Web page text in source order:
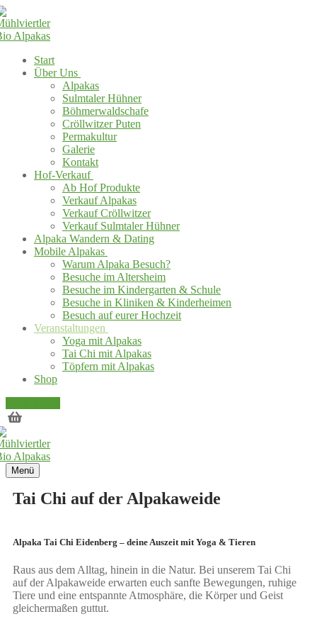
Start
Über Uns
Alpakas
Sulmtaler Hühner
Böhmerwaldschafe
Cröllwitzer Puten
Permakultur
Galerie
Kontakt
Hof-Verkauf
Ab Hof Produkte
Verkauf Alpakas
Verkauf Cröllwitzer
Verkauf Sulmtaler Hühner
Alpaka Wandern & Dating
Mobile Alpakas
Warum Alpaka Besuch?
Besuche im Altersheim
Besuche im Kindergarten & Schule
Besuche in Kliniken & Kinderheimen
Besuch auf eurer Hochzeit
Veranstaltungen
Yoga mit Alpakas
Tai Chi mit Alpakas
Töpfern mit Alpakas
Shop
Menü
Tai Chi auf der Alpakaweide
Alpaka Tai Chi Eidenberg – deine Auszeit mit Yoga & Tieren
Raus aus dem Alltag, hinein in die Natur. Bei unserem Tai Chi
auf der Alpakaweide erwarten euch sanfte Bewegungen, ruhige
Tiere und eine entspannte Atmosphäre, die Körper und Geist
gleichermaßen guttut.